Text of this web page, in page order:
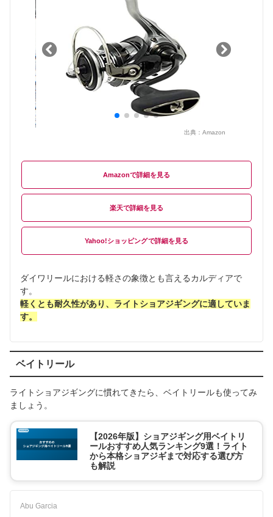
出典： Amazon
Amazon
楽天
Yahoo!ショッピング
ダイワリールにおける軽さの象徴とも言えるカルディアで
す。
軽くとも耐久性があり、ライトショアジギングに適していま
す。
ベイトリール
ライトショアジギングに慣れてきたら、ベイトリールも使ってみ
ましょう。
【2026年版】ショアジギング用ベイトリ
ールおすすめ人気ランキング9選！ライト
から本格ショアジギまで対応する選び方
も解説
Abu Garcia